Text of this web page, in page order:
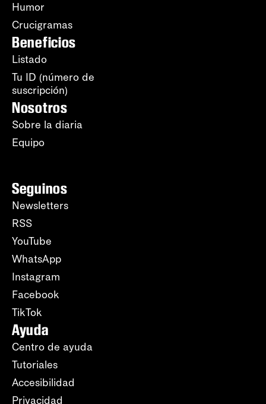
Humor
Crucigramas
Beneficios
Listado
Tu ID (número de
suscripción)
Nosotros
Sobre la diaria
Equipo
Seguinos
Newsletters
RSS
YouTube
WhatsApp
Instagram
Facebook
TikTok
Ayuda
Centro de ayuda
Tutoriales
Accesibilidad
Privacidad